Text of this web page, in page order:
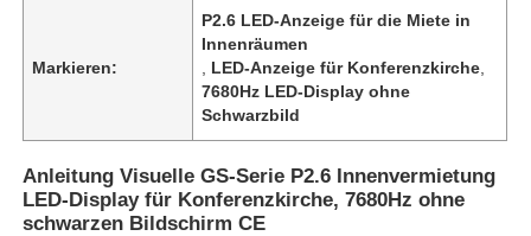
Markieren:
P2.6 LED-Anzeige für die Miete in
Innenräumen
LED-Anzeige für Konferenzkirche
7680Hz LED-Display ohne
Schwarzbild
Anleitung Visuelle GS-Serie P2.6 Innenvermietung
LED-Display für Konferenzkirche, 7680Hz ohne
schwarzen Bildschirm CE